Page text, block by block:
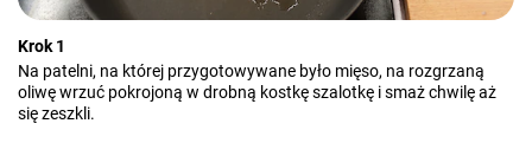
Krok 1
Na patelni, na której przygotowywane było mięso, na rozgrzaną
oliwę wrzuć pokrojoną w drobną kostkę szalotkę i smaż chwilę aż
się zeszkli.